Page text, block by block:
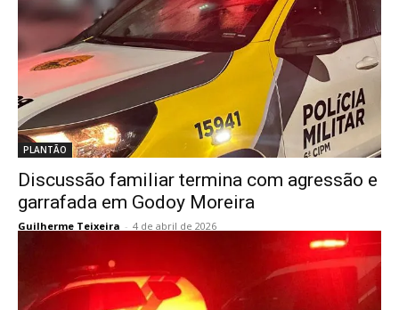
PLANTÃO
Discussão familiar termina com agressão e
garrafada em Godoy Moreira
Guilherme Teixeira - 4 de abril de 2026